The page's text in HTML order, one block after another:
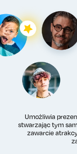
Umożliwia
stwarzając tym
zawarcie